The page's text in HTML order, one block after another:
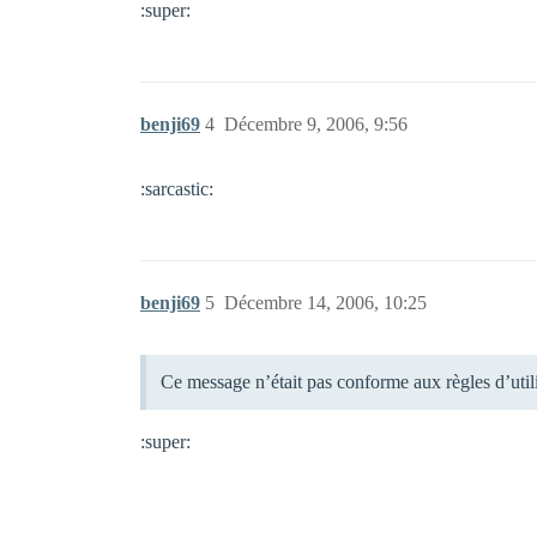
:super:
benji69 Décembre 9, 2006, 9:56
4
:sarcastic:
benji69 Décembre 14, 2006, 10:25
5
Ce message n’était pas conforme aux règles
:super: